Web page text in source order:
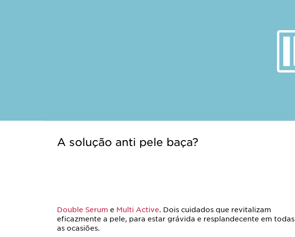
A solução anti pele baça?
Double Serum e Multi Active. Dois cuidados que revitalizam
eficazmente a pele, para estar grávida e resplandecente em todas
as ocasiões.